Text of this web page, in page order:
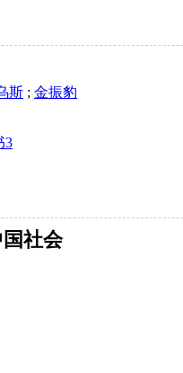
斯 ; 金振豹
3
社会